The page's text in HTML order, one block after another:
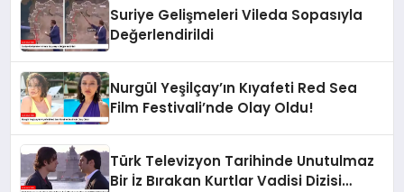
Suriye Gelişmeleri Vileda Sopasıyla
Değerlendirildi
Nurgül Yeşilçay’ın Kıyafeti Red Sea
Film Festivali’nde Olay Oldu!
Türk Televizyon Tarihinde Unutulmaz
Bir İz Bırakan Kurtlar Vadisi Dizisi